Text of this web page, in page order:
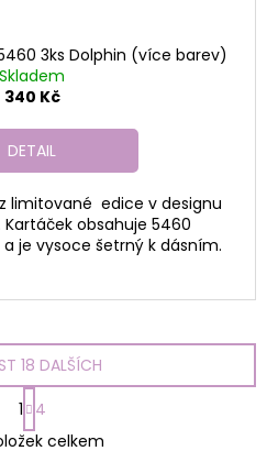
3ks Dolphin (více barev)
Skladem
340 Kč
DETAIL
limitované edice v designu
obsahuje 5460
je vysoce šetrný k dásním.
O
18 DALŠÍCH
S
t
r
1
4
celkem